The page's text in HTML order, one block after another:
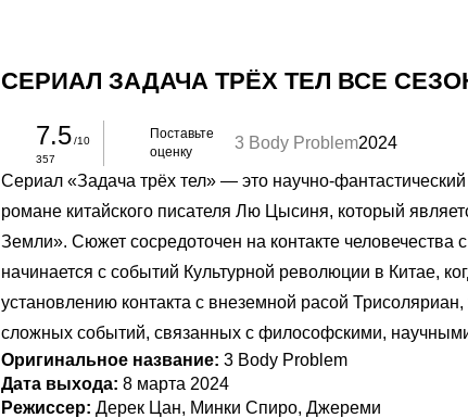
СЕРИАЛ ЗАДАЧА ТРЁХ ТЕЛ ВСЕ
7.5 /10
357
Поставьте
оценку
3 Body Problem2024
Сериал «Задача трёх тел» — это научно-
романе китайского писателя Лю Цысиня, который
Земли». Сюжет сосредоточен на контакте человечества
начинается с событий Культурной революции в Китае,
установлению контакта с внеземной расой
сложных событий, связанных с философскими,
Оригинальное название:3 Body Problem
Дата выхода:8 марта 2024
Режиссер:Дерек Цан, Минки Спиро, Джереми